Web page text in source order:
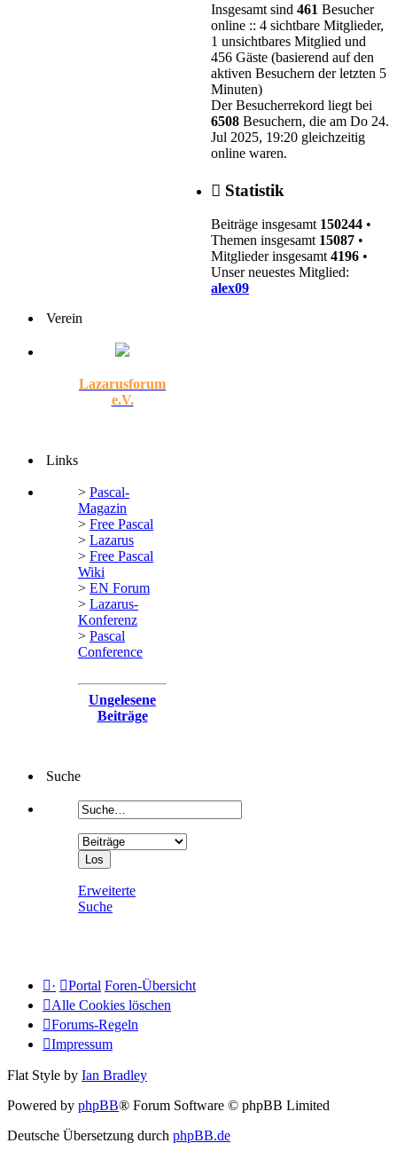
Insgesamt sind 461 Besucher
online :: 4 sichtbare Mitglieder,
1 unsichtbares Mitglied und
456 Gäste (basierend auf den
aktiven Besuchern der letzten 5
Minuten)
Der Besucherrekord liegt bei
6508 Besuchern, die am Do 24.
Jul 2025, 19:20 gleichzeitig
online waren.
Statistik
Beiträge insgesamt 150244 •
Themen insgesamt 15087 •
Mitglieder insgesamt 4196 •
Unser neuestes Mitglied:
alex09
Verein
Lazarusforum
e.V.
Links
> Pascal-
Magazin
> Free Pascal
> Lazarus
> Free Pascal
Wiki
> EN Forum
> Lazarus-
Konferenz
> Pascal
Conference
Ungelesene
Beiträge
Suche
Erweiterte
Suche
· Portal Foren-Übersicht
Alle Cookies löschen
Forums-Regeln
Impressum
Flat Style by Ian Bradley
Powered by phpBB® Forum Software © phpBB Limited
Deutsche Übersetzung durch phpBB.de